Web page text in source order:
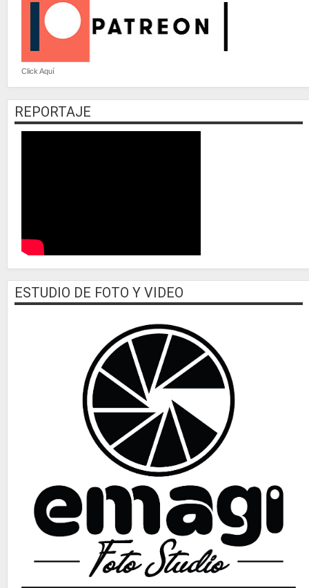
Click Aquí
REPORTAJE
ESTUDIO DE FOTO Y VIDEO